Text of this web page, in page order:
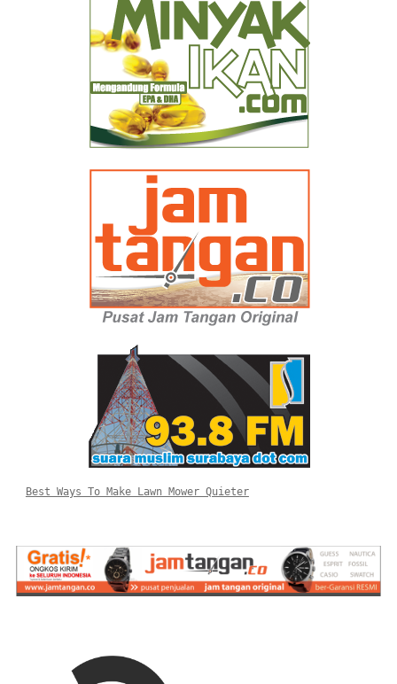
Best Ways To Make Lawn Mower Quieter